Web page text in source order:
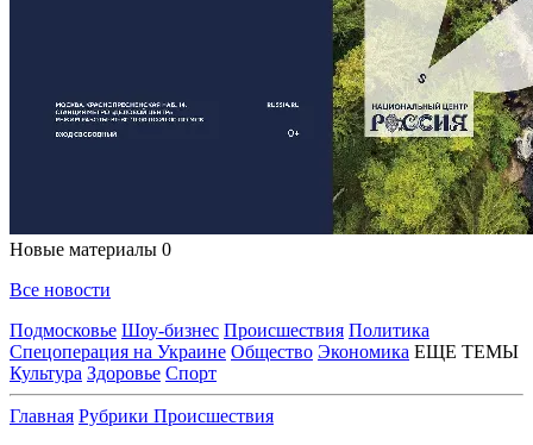
Новые материалы 0
Все новости
Подмосковье Шоу-бизнес Происшествия Политика
Спецоперация на Украине Общество Экономика ЕЩЕ ТЕМЫ
Культура Здоровье Спорт
Главная Рубрики Происшествия